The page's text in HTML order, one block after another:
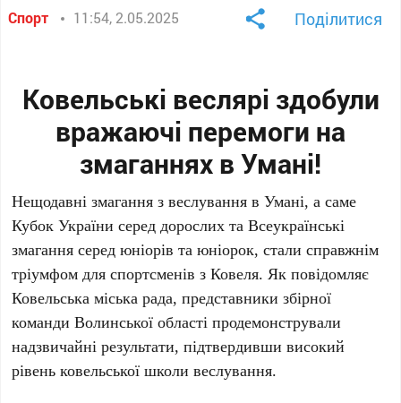
Спорт 11:54, 2.05.2025 Поділитися
Ковельські веслярі здобули
вражаючі перемоги на
змаганнях в Умані!
Нещодавні змагання з веслування в Умані, а саме
Кубок України серед дорослих та Всеукраїнські
змагання серед юніорів та юніорок, стали справжнім
тріумфом для спортсменів з Ковеля. Як повідомляє
Ковельська міська рада, представники збірної
команди Волинської області продемонстрували
надзвичайні результати, підтвердивши високий
рівень ковельської школи веслування.